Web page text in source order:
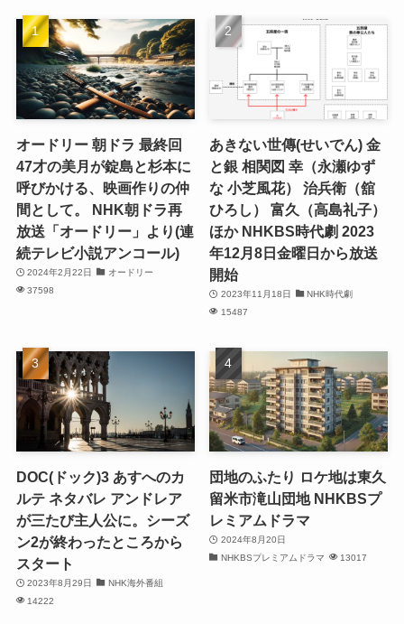
オードリー 朝ドラ 最終回
47才の美月が錠島と杉本に
呼びかける、映画作りの仲
間として。 NHK朝ドラ再
放送「オードリー」より(連
続テレビ小説アンコール)
2024年2月22日
オードリー
37598
あきない世傳(せいでん) 金
と銀 相関図 幸（永瀬ゆず
な 小芝風花） 治兵衛（舘
ひろし） 富久（高島礼子）
ほか NHKBS時代劇 2023
年12月8日金曜日から放送
開始
2023年11月18日
NHK時代劇
15487
DOC(ドック)3 あすへのカ
ルテ ネタバレ アンドレア
が三たび主人公に。シーズ
ン2が終わったところから
スタート
2023年8月29日
NHK海外番組
14222
団地のふたり ロケ地は東久
留米市滝山団地 NHKBSプ
レミアムドラマ
2024年8月20日
NHKBSプレミアムドラマ
13017